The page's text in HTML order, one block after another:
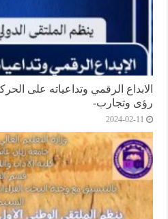
الابداع الرقمي وتداعياته على
رؤى وتجارب-
2024-02-11